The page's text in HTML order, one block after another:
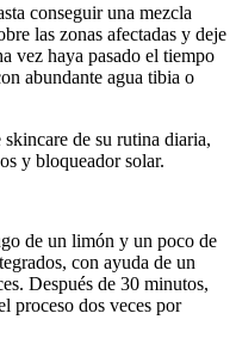
conseguir una mezcla
las zonas afectadas y deje
vez haya pasado el tiempo
abundante agua tibia o
de su rutina diaria,
y bloqueador solar.
de un limón y un poco de
con ayuda de un
Después de 30 minutos,
proceso dos veces por